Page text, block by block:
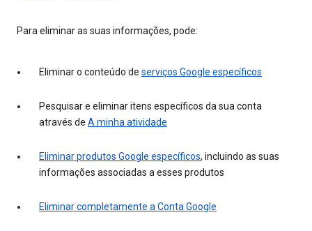
Para eliminar as suas informações, pode:
Eliminar o conteúdo de serviços Google específicos
Pesquisar e eliminar itens específicos da sua conta
através de A minha atividade
Eliminar produtos Google específicos, incluindo as suas
informações associadas a esses produtos
Eliminar completamente a Conta Google